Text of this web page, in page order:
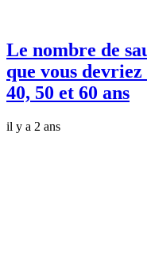
Le nombre de
que vous
40, 50 et 60 ans
il y a 2 ans